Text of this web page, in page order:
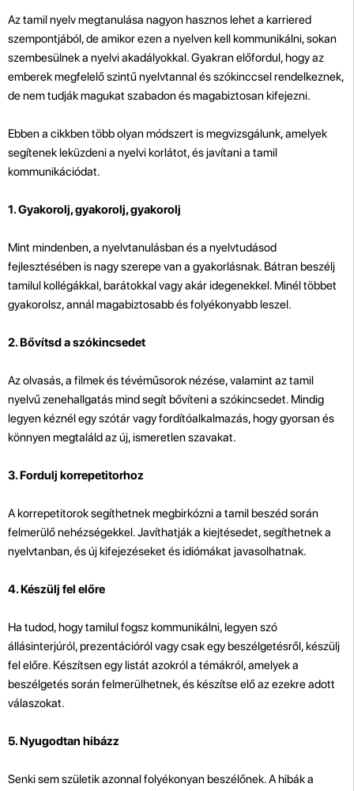
Az tamil nyelv megtanulása nagyon hasznos lehet a karriered
szempontjából, de amikor ezen a nyelven kell kommunikálni, sokan
szembesülnek a nyelvi akadályokkal. Gyakran előfordul, hogy az
emberek megfelelő szintű nyelvtannal és szókinccsel rendelkeznek,
de nem tudják magukat szabadon és magabiztosan kifejezni.
Ebben a cikkben több olyan módszert is megvizsgálunk, amelyek
segítenek leküzdeni a nyelvi korlátot, és javítani a tamil
kommunikációdat.
1. Gyakorolj, gyakorolj, gyakorolj
Mint mindenben, a nyelvtanulásban és a nyelvtudásod
fejlesztésében is nagy szerepe van a gyakorlásnak. Bátran beszélj
tamilul kollégákkal, barátokkal vagy akár idegenekkel. Minél többet
gyakorolsz, annál magabiztosabb és folyékonyabb leszel.
2. Bővítsd a szókincsedet
Az olvasás, a filmek és tévéműsorok nézése, valamint az tamil
nyelvű zenehallgatás mind segít bővíteni a szókincsedet. Mindig
legyen kéznél egy szótár vagy fordítóalkalmazás, hogy gyorsan és
könnyen megtaláld az új, ismeretlen szavakat.
3. Fordulj korrepetitorhoz
A korrepetitorok segíthetnek megbirkózni a tamil beszéd során
felmerülő nehézségekkel. Javíthatják a kiejtésedet, segíthetnek a
nyelvtanban, és új kifejezéseket és idiómákat javasolhatnak.
4. Készülj fel előre
Ha tudod, hogy tamilul fogsz kommunikálni, legyen szó
állásinterjúról, prezentációról vagy csak egy beszélgetésről, készülj
fel előre. Készítsen egy listát azokról a témákról, amelyek a
beszélgetés során felmerülhetnek, és készítse elő az ezekre adott
válaszokat.
5. Nyugodtan hibázz
Senki sem születik azonnal folyékonyan beszélőnek. A hibák a